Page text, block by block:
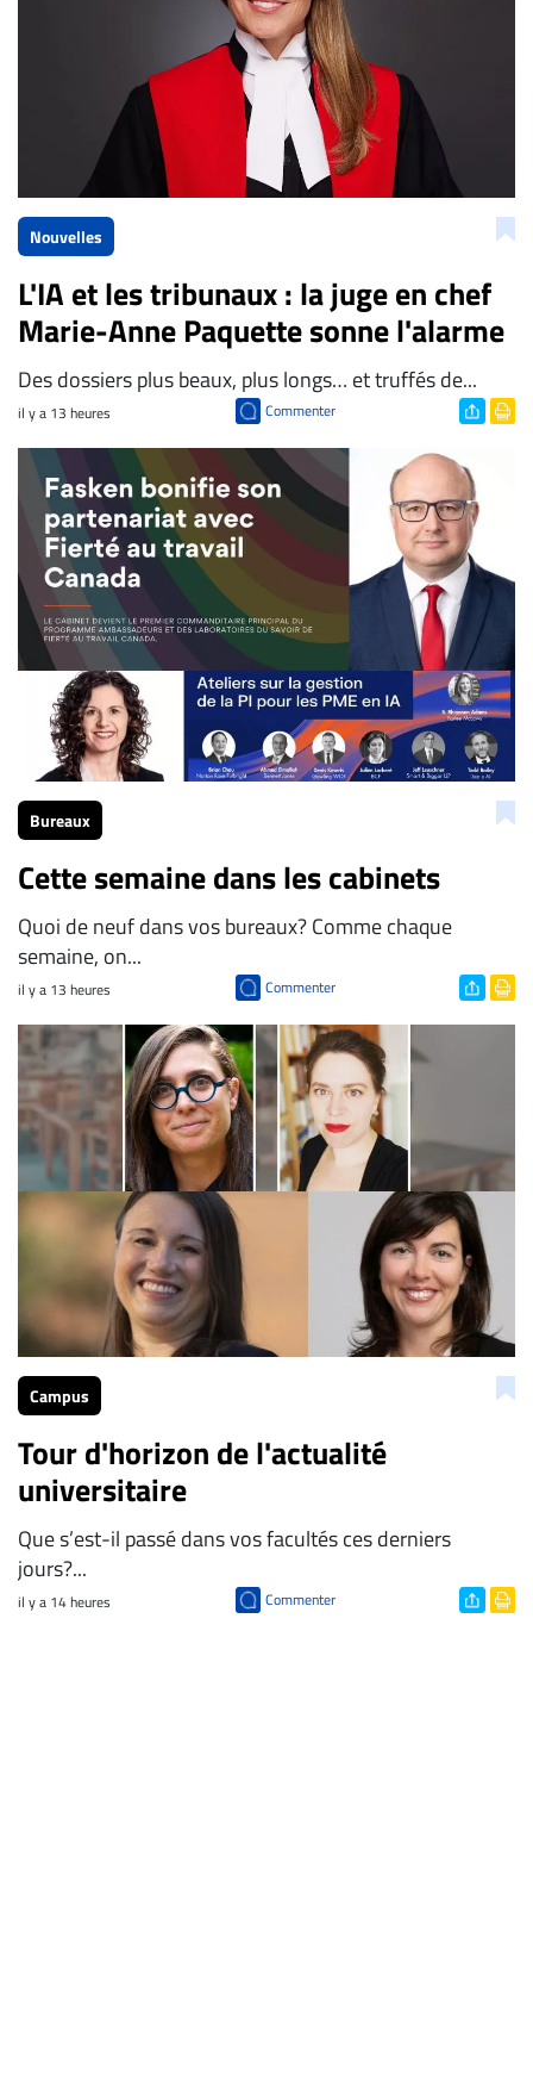
Nouvelles
L'IA et les tribunaux : la juge en chef
Marie-Anne Paquette sonne l'alarme
Des dossiers plus beaux, plus longs… et truffés de...
il y a 13 heures Commenter
Bureaux
Cette semaine dans les cabinets
Quoi de neuf dans vos bureaux? Comme chaque
semaine, on...
il y a 13 heures Commenter
Campus
Tour d'horizon de l'actualité
universitaire
Que s’est-il passé dans vos facultés ces derniers
jours?...
il y a 14 heures Commenter